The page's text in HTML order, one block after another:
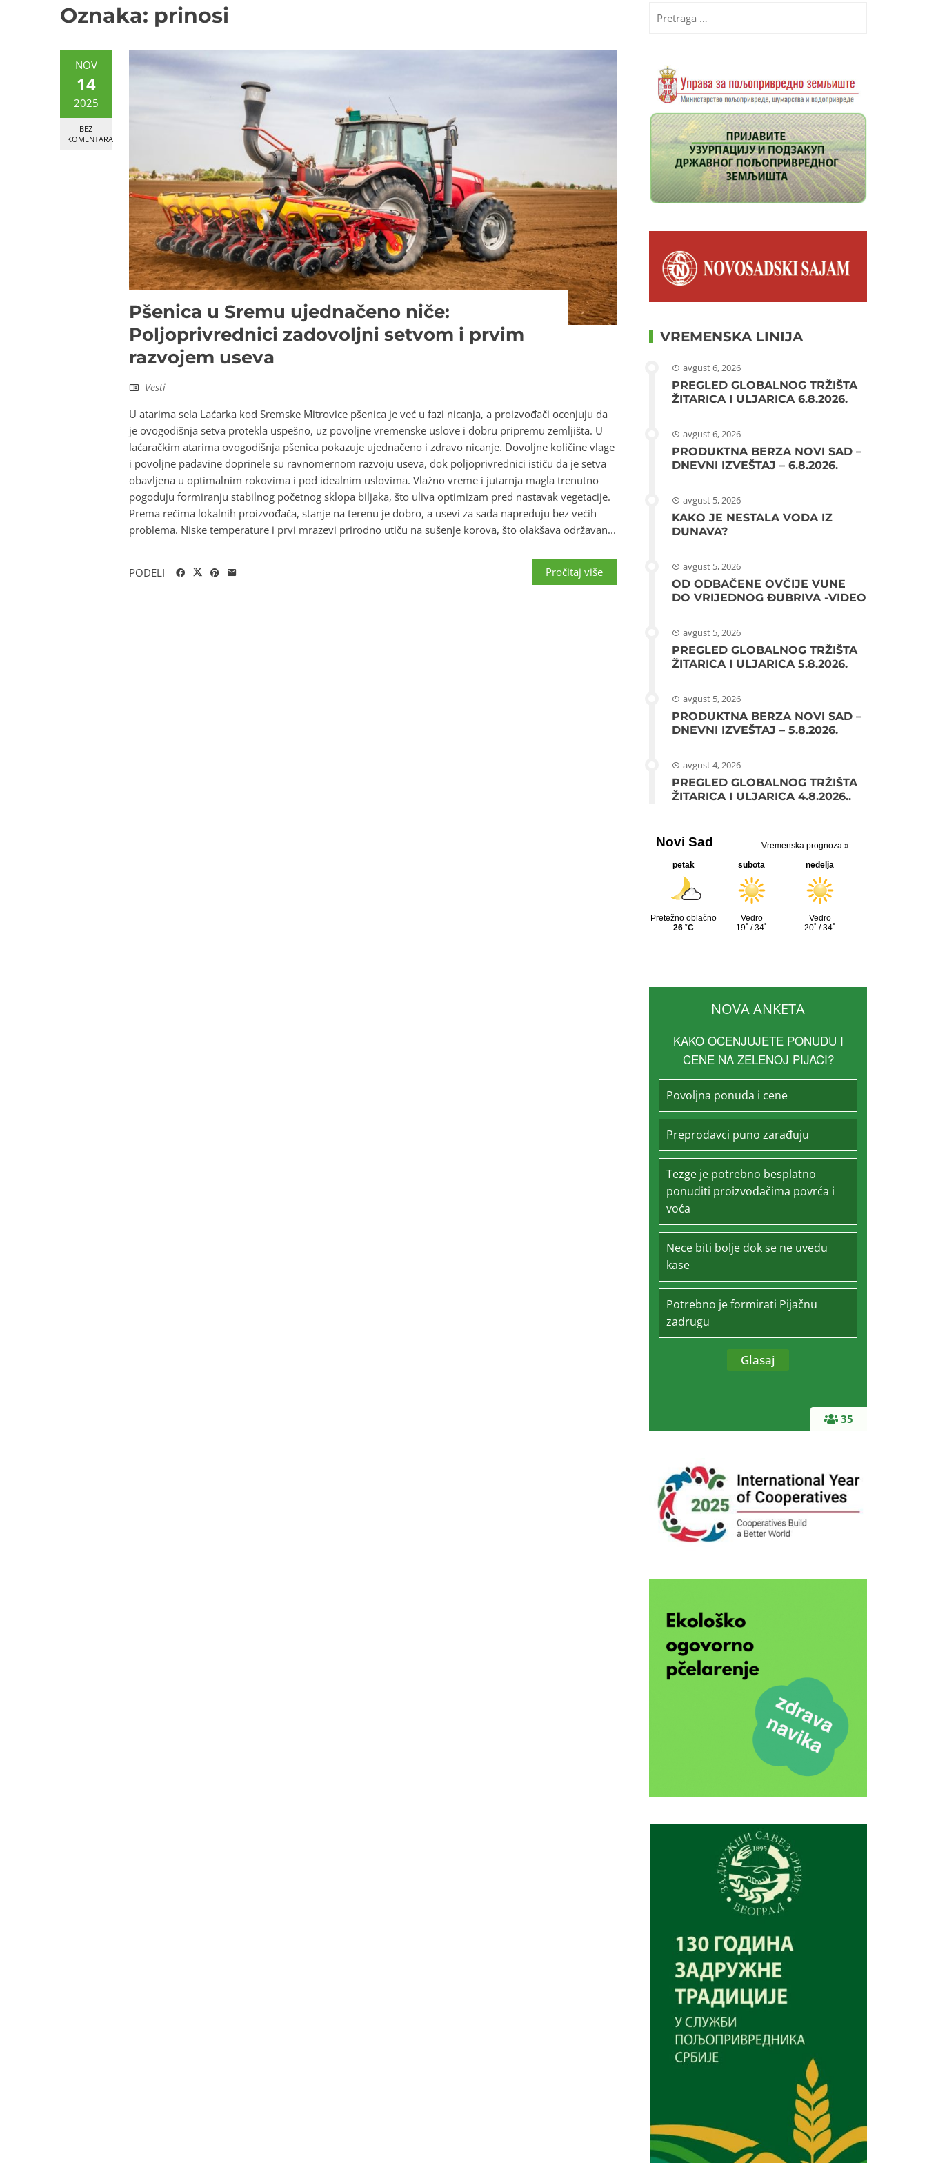
Oznaka: prinosi
NOV
14
2025
BEZ
KOMENTARA
Pšenica u Sremu ujednačeno niče:
Poljoprivrednici zadovoljni setvom i prvim
razvojem useva
Vesti
U atarima sela Laćarka kod Sremske Mitrovice pšenica je već u fazi nicanja, a proizvođači ocenjuju da
je ovogodišnja setva protekla uspešno, uz povoljne vremenske uslove i dobru pripremu zemljišta. U
laćaračkim atarima ovogodišnja pšenica pokazuje ujednačeno i zdravo nicanje. Dovoljne količine vlage
i povoljne padavine doprinele su ravnomernom razvoju useva, dok poljoprivrednici ističu da je setva
obavljena u optimalnim rokovima i pod idealnim uslovima. Vlažno vreme i jutarnja magla trenutno
pogoduju formiranju stabilnog početnog sklopa biljaka, što uliva optimizam pred nastavak vegetacije.
Prema rečima lokalnih proizvođača, stanje na terenu je dobro, a usevi za sada napreduju bez većih
problema. Niske temperature i prvi mrazevi prirodno utiču na sušenje korova, što olakšava održavan...
Pročitaj više
PODELI
za:
VREMENSKA LINIJA
avgust 6, 2026
PREGLED GLOBALNOG TRŽIŠTA
ŽITARICA I ULJARICA 6.8.2026.
avgust 6, 2026
PRODUKTNA BERZA NOVI SAD –
DNEVNI IZVEŠTAJ – 6.8.2026.
avgust 5, 2026
KAKO JE NESTALA VODA IZ
DUNAVA?
avgust 5, 2026
OD ODBAČENE OVČIJE VUNE
DO VRIJEDNOG ĐUBRIVA -VIDEO
avgust 5, 2026
PREGLED GLOBALNOG TRŽIŠTA
ŽITARICA I ULJARICA 5.8.2026.
avgust 5, 2026
PRODUKTNA BERZA NOVI SAD –
DNEVNI IZVEŠTAJ – 5.8.2026.
avgust 4, 2026
PREGLED GLOBALNOG TRŽIŠTA
ŽITARICA I ULJARICA 4.8.2026..
35
NOVA ANKETA
KAKO OCENJUJETE PONUDU I
CENE NA ZELENOJ PIJACI?
Povoljna ponuda i cene
Preprodavci puno zarađuju
Tezge je potrebno besplatno
ponuditi proizvođačima povrća i
voća
Nece biti bolje dok se ne uvedu
kase
Potrebno je formirati Pijačnu
zadrugu